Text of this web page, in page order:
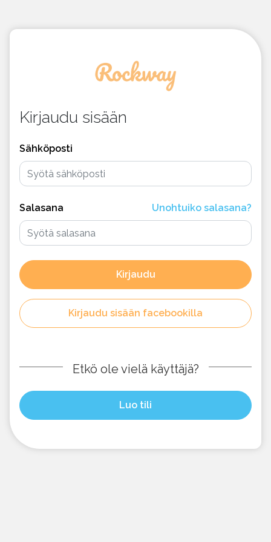
Kirjaudu sisään
Sähköposti
Salasana Unohtuiko salasana?
Kirjaudu
Kirjaudu sisään facebookilla
Etkö ole vielä käyttäjä?
Luo tili